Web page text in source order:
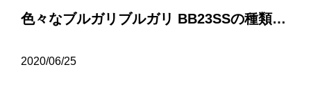
色々なブルガリブルガリ BB23SSの種類について…
2020/06/25